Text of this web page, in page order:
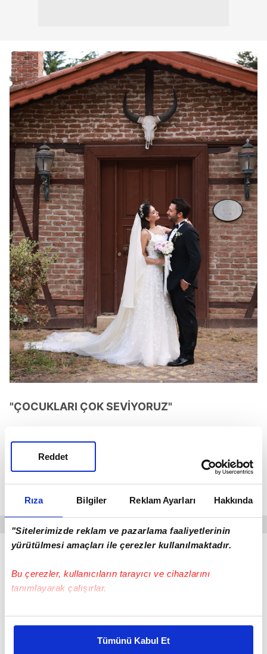
Rıza Bilgiler Reklam Ayarları Hakkında
"Sitelerimizde reklam ve pazarlama faaliyetlerinin
yürütülmesi amaçları ile çerezler kullanılmaktadır.
Bu çerezler, kullanıcıların tarayıcı ve cihazlarını
tanımlayarak çalışırlar.
Bu çerezlere izin vermeniz halinde sizlere özel
daha iyi reklam deneyimi yaşatabiliriz. Bunu yaparken
Tümünü Kabul Et
Reddet
"ÇOCUKLARI ÇOK SEVİYORUZ"
çocuk sahibi olma planlarıyla ilgili temkinli
konuştu. İkili,
"Sadece düşünüyoruz. Olursa sizin
de haberiniz olur. Çocukları çok seviyoruz. Allah
ne zaman kısmet ederse"ifadelerini kullandı.